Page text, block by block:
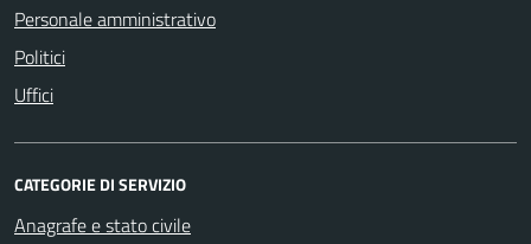
Personale amministrativo
Politici
Uffici
CATEGORIE DI SERVIZIO
Anagrafe e stato civile